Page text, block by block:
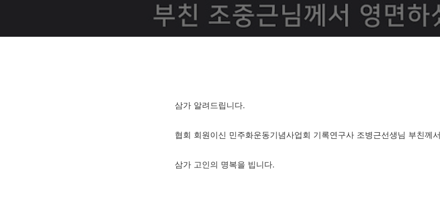
삼가 알려드립니다.
협회 회원이신 민주화운동기념사업회 기록연구사 조병근선생님 부친께
삼가 고인의 명복을 빕니다.